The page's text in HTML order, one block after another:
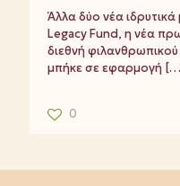
Άλλα δύο νέα
Legacy Fund, η νέα
διεθνή
μπήκε σε εφαρμογή
0